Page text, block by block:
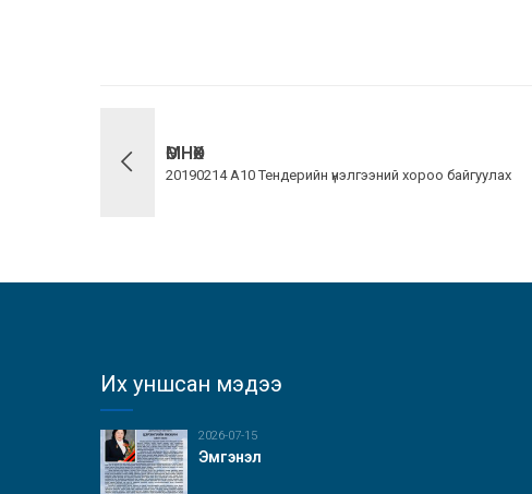
ӨМНӨХ
20190214 А10 Тендерийн үнэлгээний хороо байгуулах
Их уншсан мэдээ
2026-07-15
Эмгэнэл